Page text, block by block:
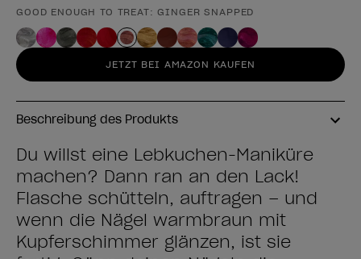
Form des Produkts
GOOD ENOUGH TO TREAT: GINGER SNAPPED
JETZT BEI AMAZON KAUFEN
Beschreibung des Produkts
Du willst eine Lebkuchen-Maniküre
machen? Dann ran an den Lack!
Flasche schütteln, auftragen – und
wenn die Nägel warmbraun mit
Kupferschimmer glänzen, ist sie